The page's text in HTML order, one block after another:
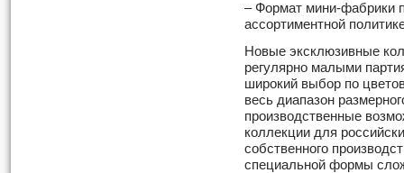
– Формат мини-фабрики
ассортиментной
Новые эксклюзивные
регулярно малыми
широкий выбор по
весь диапазон
производственные
коллекции для
собственного
специальной формы